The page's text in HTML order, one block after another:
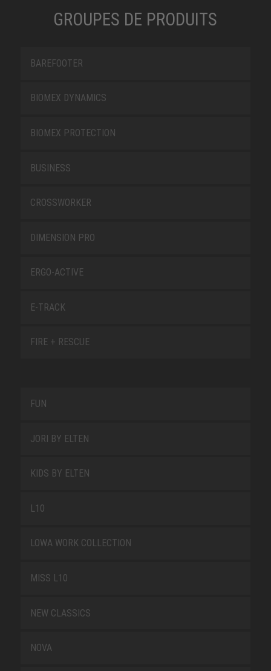
GROUPES DE PRODUITS
BAREFOOTER
BIOMEX DYNAMICS
BIOMEX PROTECTION
BUSINESS
CROSSWORKER
DIMENSION PRO
ERGO-ACTIVE
E-TRACK
FIRE + RESCUE
FUN
JORI BY ELTEN
KIDS BY ELTEN
L10
LOWA WORK COLLECTION
MISS L10
NEW CLASSICS
NOVA